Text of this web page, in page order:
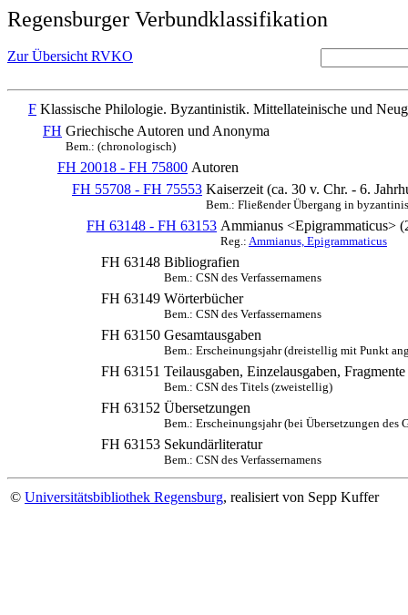
Regensburger Verbundklassifikation
Zur Übersicht RVKO
F Klassische Philologie. Byzantinistik. Mittellateinische und
FH Griechische Autoren und Anonyma
Bem.: (chronologisch)
FH 20018 - FH 75800 Autoren
FH 55708 - FH 75553 Kaiserzeit (ca. 30 v. Chr. - 6.
Bem.: Fließender Übergang in
FH 63148 - FH 63153 Ammianus <Epigrammaticus>
Reg.: Ammianus, Epigrammaticus
FH 63148 Bibliografien
Bem.: CSN des Verfassernamens
FH 63149 Wörterbücher
Bem.: CSN des Verfassernamens
FH 63150 Gesamtausgaben
Bem.: Erscheinungsjahr (dreistellig mit Punkt
FH 63151 Teilausgaben, Einzelausgaben, Fragmente
Bem.: CSN des Titels (zweistellig)
FH 63152 Übersetzungen
Bem.: Erscheinungsjahr (bei Übersetzungen des
FH 63153 Sekundärliteratur
Bem.: CSN des Verfassernamens
© Universitätsbibliothek Regensburg, realisiert von Sepp Kuffer